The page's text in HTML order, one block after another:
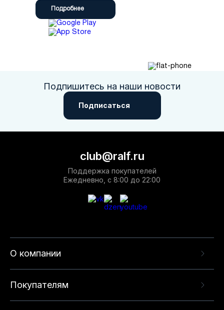
Подробнее
Подпишитесь на наши новости
Подписаться
О компании
Покупателям
club@ralf.ru
Поддержка покупателей
Ежедневно, с 8:00 до 22:00